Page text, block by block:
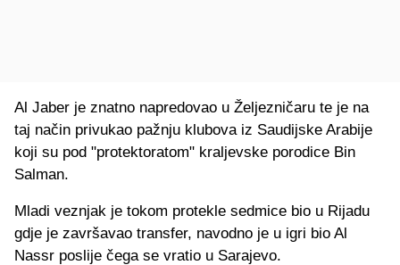
Al Jaber je znatno napredovao u Željezničaru te je na
taj način privukao pažnju klubova iz Saudijske Arabije
koji su pod "protektoratom" kraljevske porodice Bin
Salman.
Mladi veznjak je tokom protekle sedmice bio u Rijadu
gdje je završavao transfer, navodno je u igri bio Al
Nassr poslije čega se vratio u Sarajevo.